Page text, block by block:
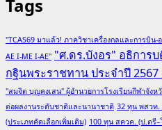
Tags
"TCAS69 มาแล้ว! ภาควิชาเครื่องกลและการบิน
AE I-ME I-AE" "ศ.ดร.บังอร" อธิการ
กฐินพระราชทาน ประจำปี
"สมจิต บุญคงเสน" ผู้อำนวยการโรงเรียนกีฬาจั
ต่อผลงานระดับชาติและนานาชาติ 32 ทุน พสวท.
(ประเภทคัดเลือกเพิ่มเติม) 100 ทุน สควค. (ป.ตรี–